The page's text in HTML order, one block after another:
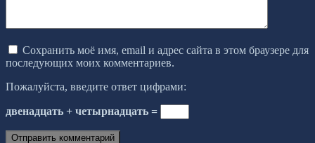
Сохранить моё имя, email и адрес сайта в этом браузере для
последующих моих комментариев.
Пожалуйста, введите ответ цифрами:
двенадцать + четырнадцать =